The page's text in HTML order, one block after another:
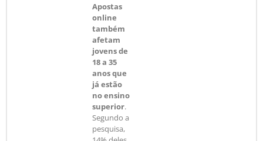
Apostas
online
também
afetam
jovens de
18 a 35
anos que
já estão
no ensino
superior.
Segundo a
pesquisa,